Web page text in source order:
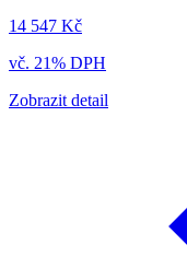
14 547 Kč
vč. 21% DPH
Zobrazit detail